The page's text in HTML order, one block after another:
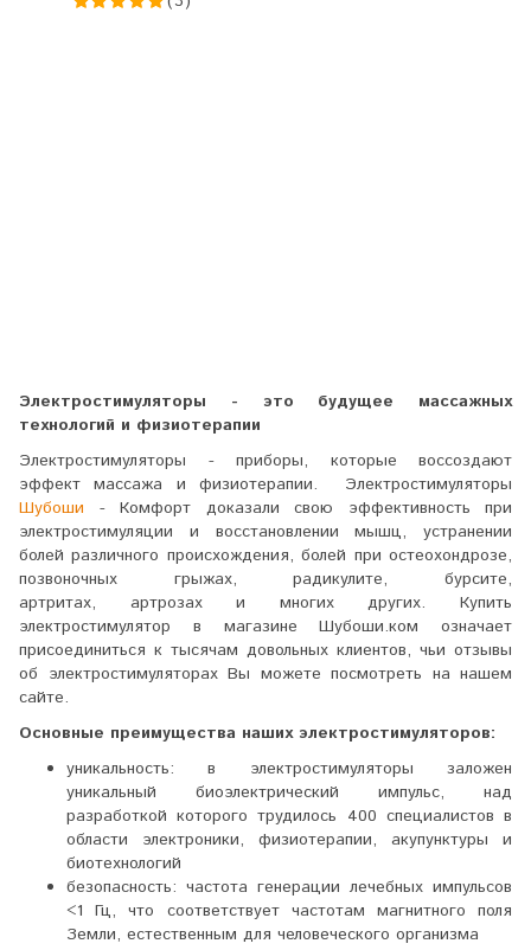
Электростимуляторы - это будущее массажных
технологий и физиотерапии
Электростимуляторы - приборы, которые воссоздают
эффект массажа и физиотерапии. Электростимуляторы
Шубоши - Комфорт доказали свою эффективность при
электростимуляции и восстановлении мышц, устранении
болей различного происхождения, болей при остеохондрозе,
позвоночных грыжах, радикулите, бурсите,
артритах, артрозах и многих других. Купить
электростимулятор в магазине Шубоши.ком означает
присоединиться к тысячам довольных клиентов, чьи отзывы
об электростимуляторах Вы можете посмотреть на нашем
сайте.
Основные преимущества наших электростимуляторов:
уникальность: в электростимуляторы заложен
уникальный биоэлектрический импульс, над
разработкой которого трудилось 400 специалистов в
области электроники, физиотерапии, акупунктуры и
биотехнологий
безопасность: частота генерации лечебных импульсов
<1 Гц, что соответствует частотам магнитного поля
Земли, естественным для человеческого организма